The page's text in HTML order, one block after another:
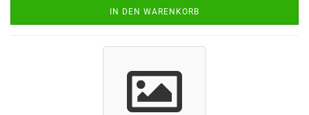
IN DEN WARENKORB